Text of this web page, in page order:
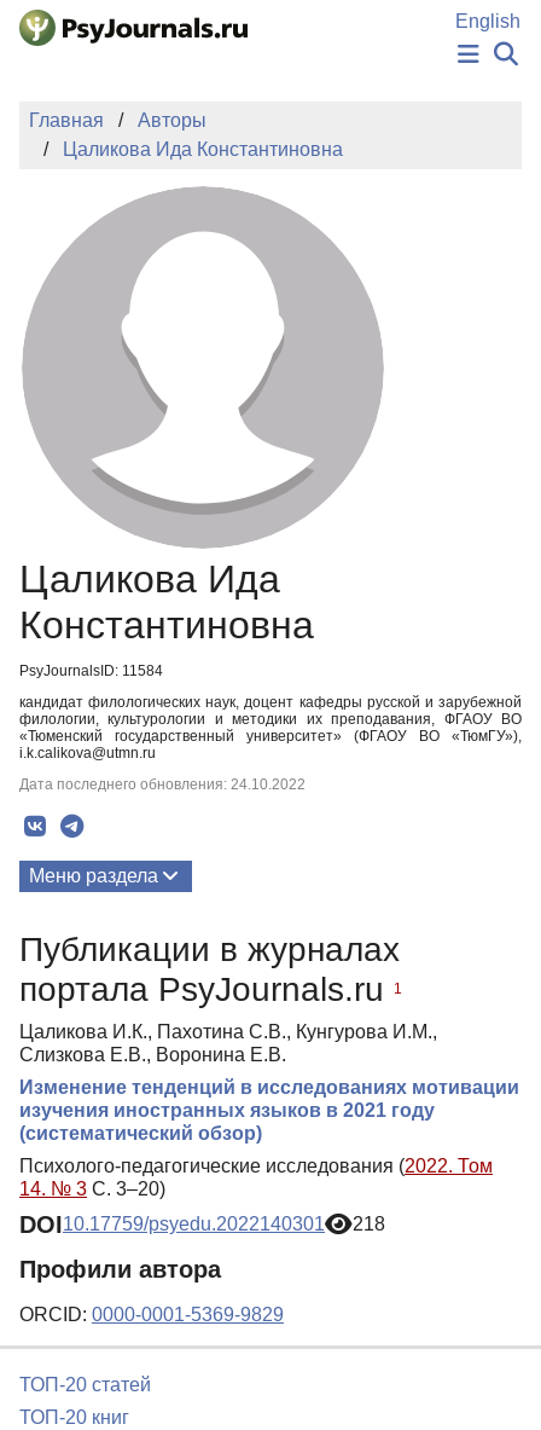
Перейти к основному содержанию
English
ПОДАТЬ РУКОПИСЬ
БАЗА ЗНАНИЙ
КЛЮЧЕВЫЕ СЛОВА
Регистрация
Главная
Авторы
Цаликова Ида Константиновна
Цаликова Ида
Константиновна
PsyJournalsID: 11584
кандидат филологических наук, доцент кафедры русской и зарубежной
филологии, культурологии и методики их преподавания, ФГАОУ ВО
«Тюменский государственный университет» (ФГАОУ ВО «ТюмГУ»),
i.k.calikova@utmn.ru
Дата последнего обновления: 24.10.2022
Меню раздела
Публикации в журналах
портала PsyJournals.ru
1
Цаликова И.К., Пахотина С.В., Кунгурова И.М.,
Слизкова Е.В., Воронина Е.В.
Изменение тенденций в исследованиях мотивации
изучения иностранных языков в 2021 году
(систематический обзор)
Психолого-педагогические исследования (2022. Том
14. № 3 С. 3–20)
DOI10.17759/psyedu.2022140301 218
Профили автора
ORCID: 0000-0001-5369-9829
ТОП-20 статей
ТОП-20 книг